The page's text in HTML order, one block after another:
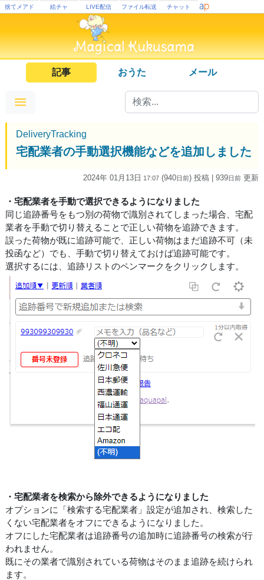
捨てメアド 絵チャ LIVE配信 ファイル転送 チャット
記事 おうた メール
DeliveryTracking
宅配業者の手動選択機能などを追加しました
2024年 01月13日 17:07 (940日前) 投稿 | 939日前 更新
・宅配業者を手動で選択できるようになりました
同じ追跡番号をもつ別の荷物で識別されてしまった場合、宅配
業者を手動で切り替えることで正しい荷物を追跡できます。
誤った荷物が既に追跡可能で、正しい荷物はまだ追跡不可（未
投函など）でも、手動で切り替えておけば追跡可能です。
選択するには、追跡リストのペンマークをクリックします。
・宅配業者を検索から除外できるようになりました
オプションに「検索する宅配業者」設定が追加され、検索した
くない宅配業者をオフにできるようになりました。
オフにした宅配業者は追跡番号の追加時に追跡番号の検索が行
われません。
既にその業者で識別されている荷物はそのまま追跡を続けられ
ます。